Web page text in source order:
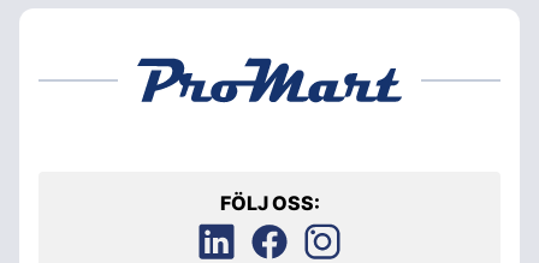
FÖLJ OSS: